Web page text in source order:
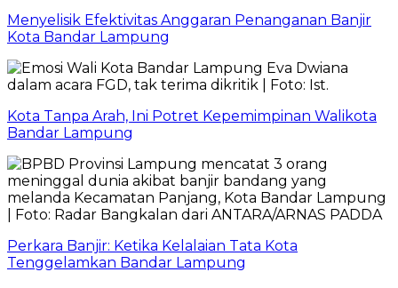
Menyelisik Efektivitas Anggaran Penanganan Banjir
Kota Bandar Lampung
Kota Tanpa Arah, Ini Potret Kepemimpinan Walikota
Bandar Lampung
Perkara Banjir: Ketika Kelalaian Tata Kota
Tenggelamkan Bandar Lampung